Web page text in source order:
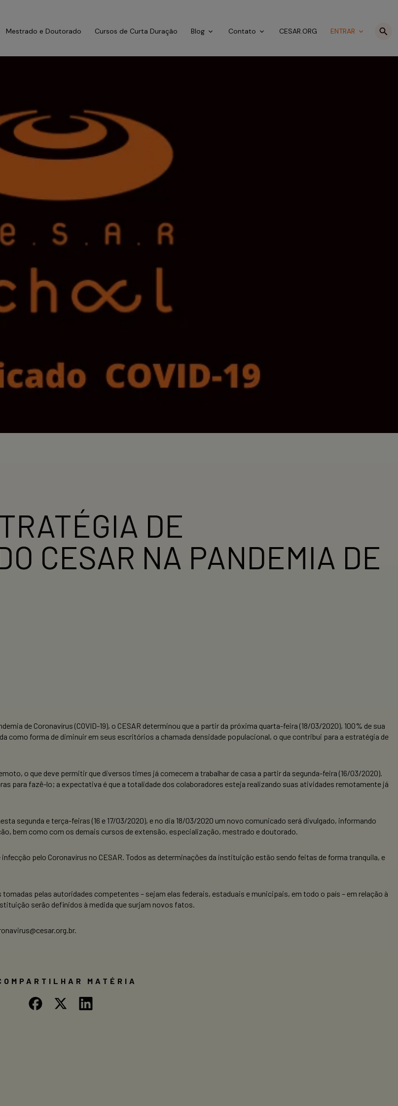
Mestrado e Doutorado Cursos de Curta Duração Blog Contato CESAR.ORG ENTRAR
DE
CESAR NA PANDEMIA DE
de Coronavírus (COVID-19), o CESAR determinou que a partir da próxima quarta-feira (18/03/2020), 100% de sua
como forma de diminuir em seus escritórios a chamada densidade populacional, o que contribui para a estratégia de
o que deve permitir que diversos times já comecem a trabalhar de casa a partir da segunda-feira (16/03/2020).
para fazê-lo; a expectativa é que a totalidade dos colaboradores esteja realizando suas atividades remotamente já
segunda e terça-feiras (16 e 17/03/2020), e no dia 18/03/2020 um novo comunicado será divulgado, informando
bem como com os demais cursos de extensão, especialização, mestrado e doutorado.
pelo Coronavírus no CESAR. Todos as determinações da instituição estão sendo feitas de forma tranquila, e
pelas autoridades competentes – sejam elas federais, estaduais e municipais, em todo o país – em relação à
serão definidos à medida que surjam novos fatos.
MATÉRIA